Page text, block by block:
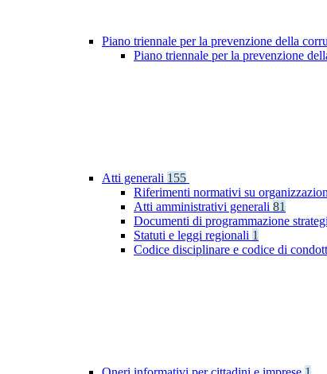
Piano triennale per la prevenzione della
Piano triennale per la prevenzione
Atti generali 155
Riferimenti normativi su
Atti amministrativi generali 81
Documenti di programmazione
Statuti e leggi regionali 1
Codice disciplinare e codice di